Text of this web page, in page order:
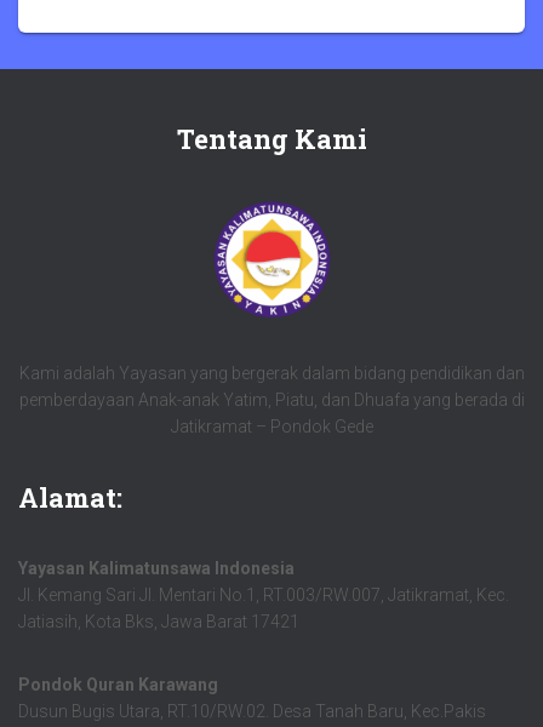
Tentang Kami
Kami adalah Yayasan yang bergerak dalam bidang pendidikan dan
pemberdayaan Anak-anak Yatim, Piatu, dan Dhuafa yang berada di
Jatikramat – Pondok Gede
Alamat:
Yayasan Kalimatunsawa Indonesia
Jl. Kemang Sari Jl. Mentari No.1, RT.003/RW.007, Jatikramat, Kec.
Jatiasih, Kota Bks, Jawa Barat 17421
Pondok Quran Karawang
Dusun Bugis Utara, RT.10/RW.02. Desa Tanah Baru, Kec.Pakis